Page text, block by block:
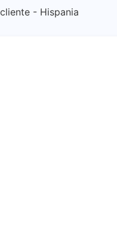
- Hispania